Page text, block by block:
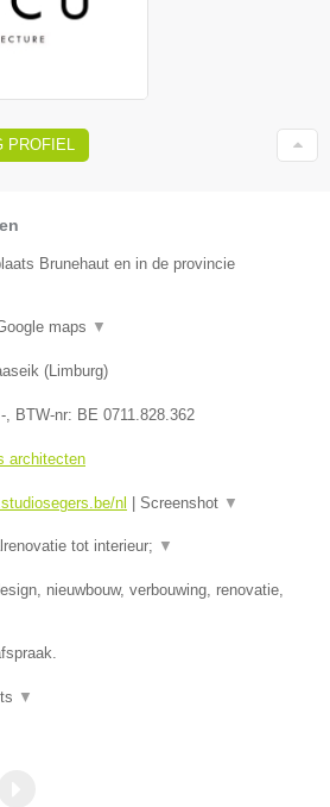
Brunehaut en in de provincie
maps ▼
( Limburg)
- , BTW-nr: BE 0711.828.362
architecten
nl Screenshot ▼
tot interieur; ▼
nieuwbouw, verbouwing, renovatie,
▼